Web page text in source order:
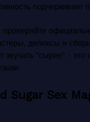
подчеркивает
проверяйте
делюксы и
звучать "сырее" -
Sugar Sex